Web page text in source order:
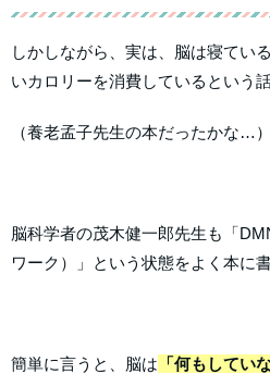
しかしながら、実は、脳は寝てい
いカロリーを消費しているという
（養老孟子先生の本だったかな…）
脳科学者の茂木健一郎先生も「
ワーク）」という状態をよく本に
簡単に言うと、脳は 「何もしてい